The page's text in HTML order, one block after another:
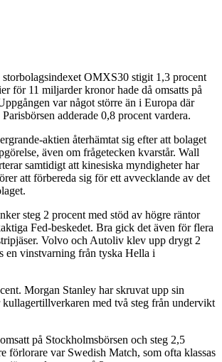
OMXS30 stigit 1,3 procent
för 11 miljarder kronor hade då omsatts på
var något större än i Europa där
adderade 0,8 procent vardera.
aktien återhämtat sig efter att bolaget
även om frågetecken kvarstår. Wall
samtidigt att kinesiska myndigheter har
att förbereda sig för ett avvecklande av det
steg 2 procent med stöd av högre räntor
Fed-beskedet. Bra gick det även för flera
Volvo och Autoliv klev upp drygt 2
en vinstvarning från tyska Hella i
Morgan Stanley har skruvat upp sin
med två steg från undervikt
på Stockholmsbörsen och steg 2,5
förlorare var Swedish Match, som ofta klassas